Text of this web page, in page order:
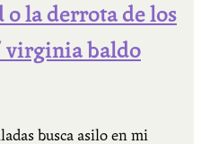
la derrota de los
virginia baldo
busca asilo en mi